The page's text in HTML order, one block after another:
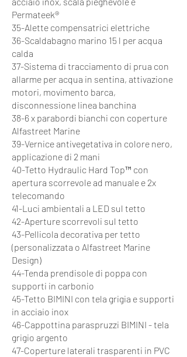
Permateek®
35-Alette compensatrici elettriche
36-Scaldabagno marino 15 l per acqua
calda
37-Sistema di tracciamento di prua con
allarme per acqua in sentina, attivazione
motori, movimento barca,
disconnessione linea banchina
38-6 x parabordi bianchi con coperture
Alfastreet Marine
39-Vernice antivegetativa in colore nero,
applicazione di 2 mani
40-Tetto Hydraulic Hard Top™ con
apertura scorrevole ad manuale e 2x
telecomando
41-Luci ambientali a LED sul tetto
42-Aperture scorrevoli sul tetto
43-Pellicola decorativa per tetto
(personalizzata o Alfastreet Marine
Design)
44-Tenda prendisole di poppa con
supporti in carbonio
45-Tetto BIMINI con tela grigia e supporti
in acciaio inox
46-Cappottina paraspruzzi BIMINI - tela
grigio argento
47-Coperture laterali trasparenti in PVC